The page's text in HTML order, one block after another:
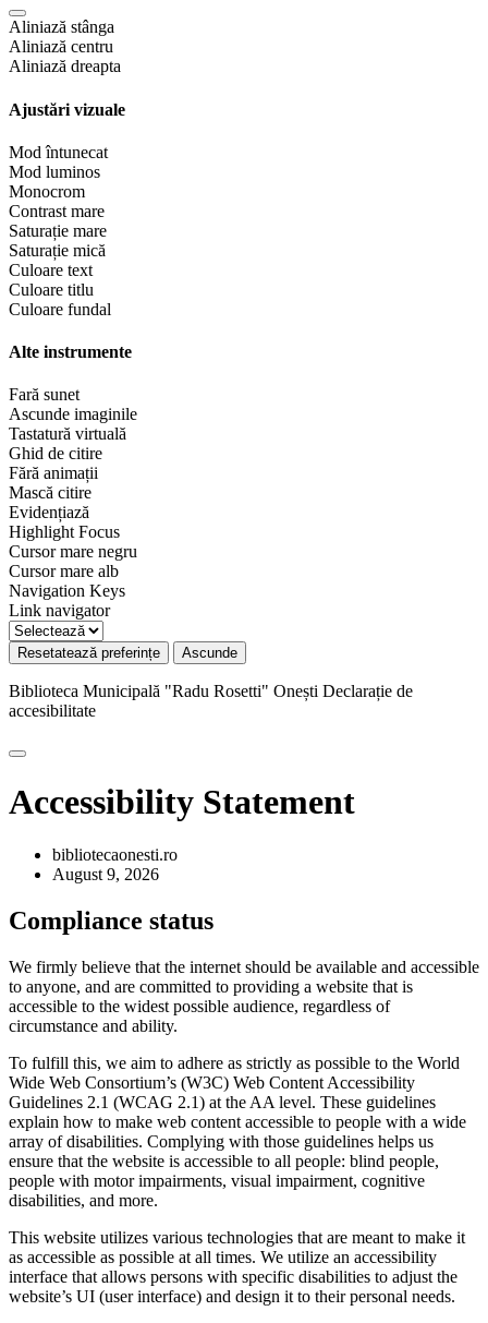
Aliniază stânga
Aliniază centru
Aliniază dreapta
Ajustări vizuale
Mod întunecat
Mod luminos
Monocrom
Contrast mare
Saturație mare
Saturație mică
Culoare text
Culoare titlu
Culoare fundal
Alte instrumente
Fară sunet
Ascunde imaginile
Tastatură virtuală
Ghid de citire
Fără animații
Mască citire
Evidențiază
Highlight Focus
Cursor mare negru
Cursor mare alb
Navigation Keys
Link navigator
Resetatează preferințe Ascunde
Biblioteca Municipală "Radu Rosetti" Onești Declarație de
accesibilitate
Accessibility Statement
bibliotecaonesti.ro
August 9, 2026
Compliance status
We firmly believe that the internet should be available and accessible
to anyone, and are committed to providing a website that is
accessible to the widest possible audience, regardless of
circumstance and ability.
To fulfill this, we aim to adhere as strictly as possible to the World
Wide Web Consortium’s (W3C) Web Content Accessibility
Guidelines 2.1 (WCAG 2.1) at the AA level. These guidelines
explain how to make web content accessible to people with a wide
array of disabilities. Complying with those guidelines helps us
ensure that the website is accessible to all people: blind people,
people with motor impairments, visual impairment, cognitive
disabilities, and more.
This website utilizes various technologies that are meant to make it
as accessible as possible at all times. We utilize an accessibility
interface that allows persons with specific disabilities to adjust the
website’s UI (user interface) and design it to their personal needs.